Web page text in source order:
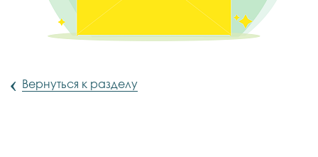
‹ Вернуться к разделу